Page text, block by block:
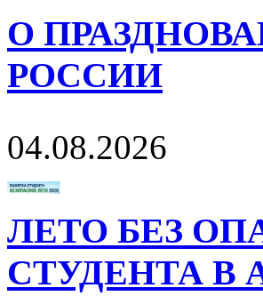
О
РОССИИ
04.08.2026
ЛЕТО БЕЗ
СТУДЕНТА В